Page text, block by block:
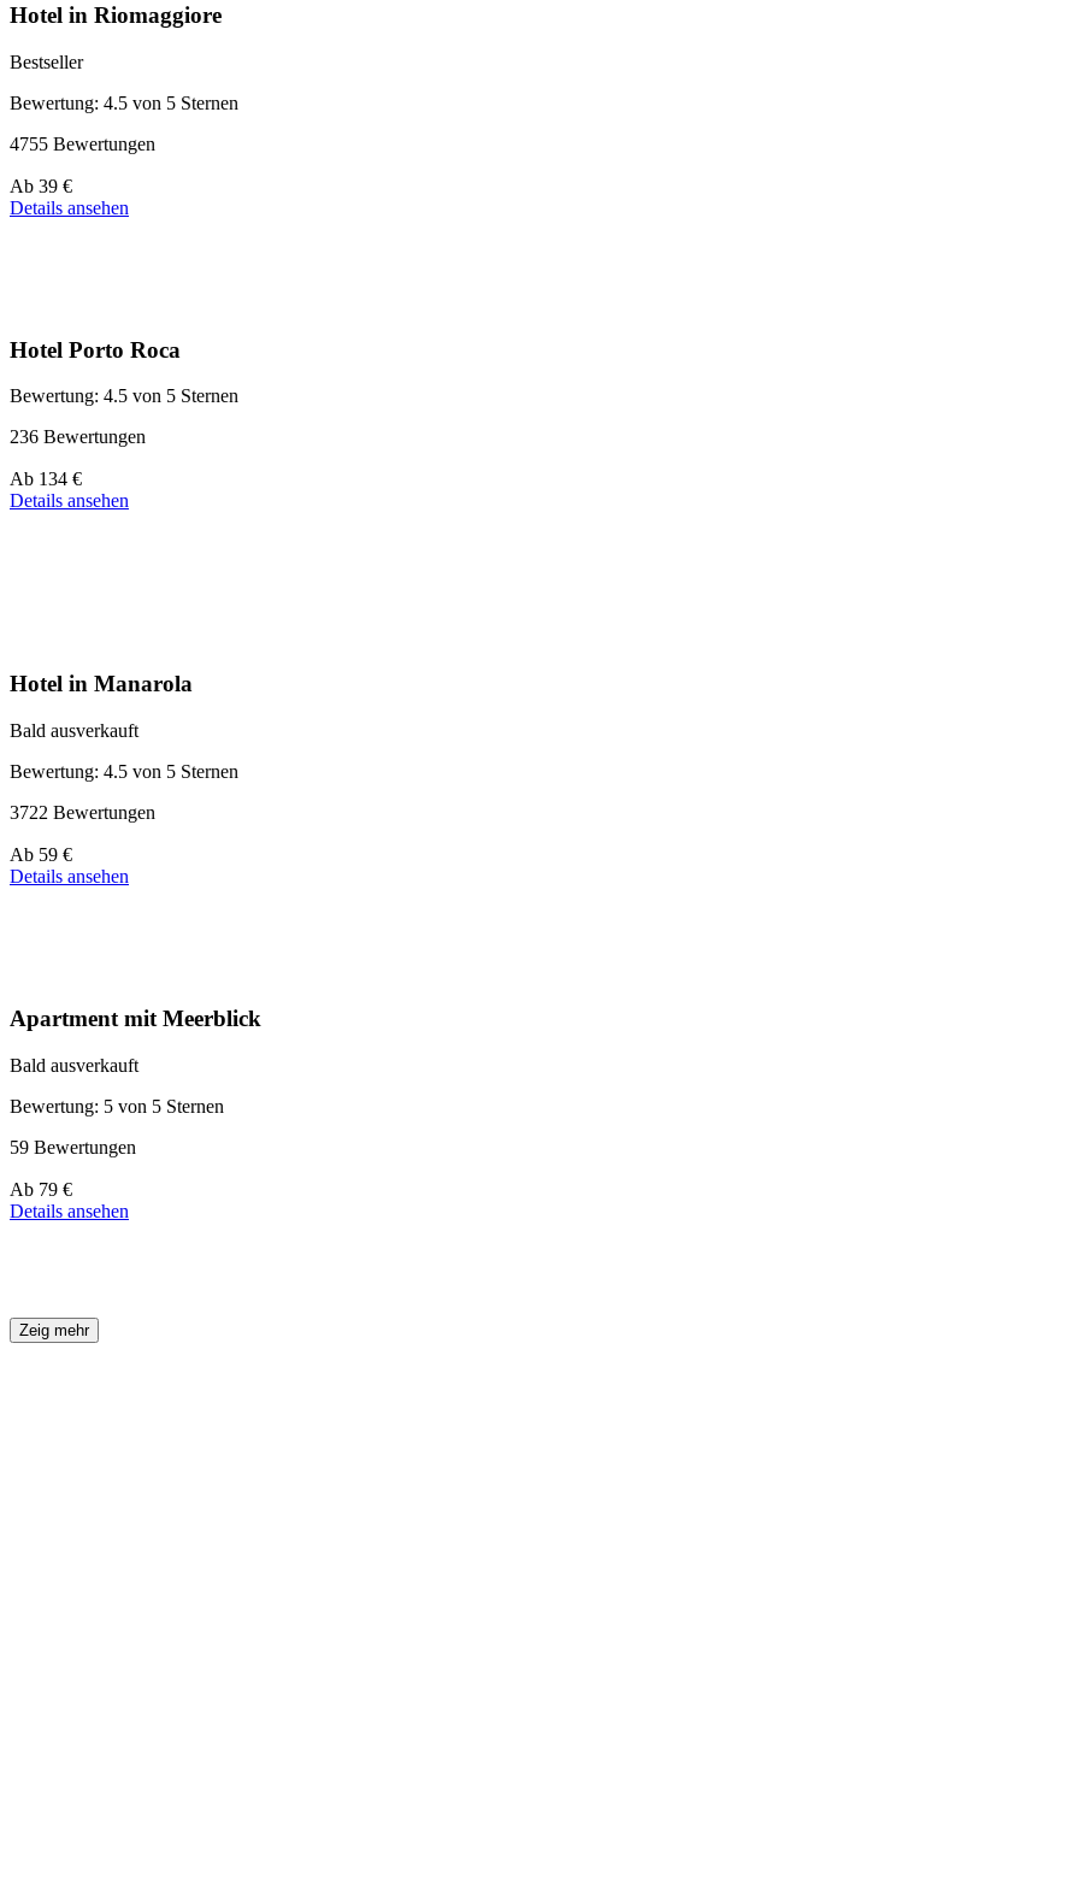
Hotel in Riomaggiore
Bestseller
Bewertung: 4.5 von 5 Sternen
4755 Bewertungen
Preis
ab
Ab 39 €
Details ansehen
Hotel Porto Roca
Bewertung: 4.5 von 5 Sternen
236 Bewertungen
Preis
ab
Ab 134 €
Details ansehen
Hotel in Manarola
Bald ausverkauft
Bewertung: 4.5 von 5 Sternen
3722 Bewertungen
Preis
ab
Ab 59 €
Details ansehen
Apartment mit Meerblick
Bald ausverkauft
Bewertung: 5 von 5 Sternen
59 Bewertungen
Preis
ab
Ab 79 €
Details ansehen
Zeig mehr